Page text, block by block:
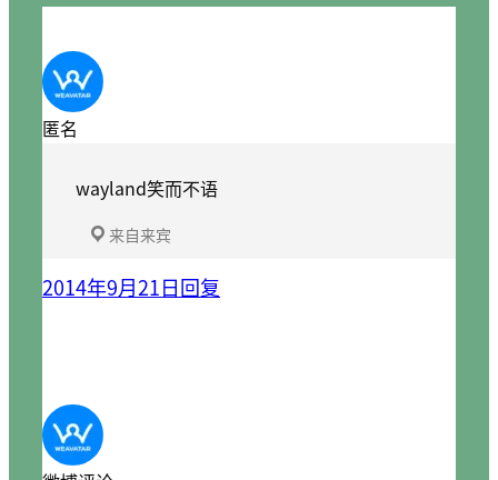
匿名
wayland笑而不语
来自来宾
2014年9月21日回复